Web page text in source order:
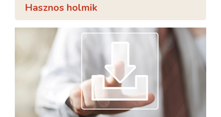
Hasznos holmik